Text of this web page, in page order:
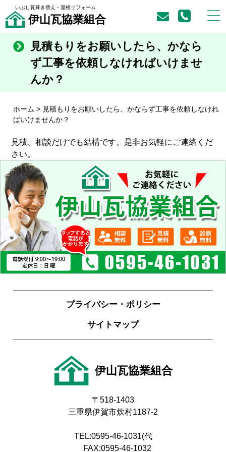
いぶし瓦葺き替え・屋根リフォーム
伊山瓦協業組合
見積もりをお願いしたら、かなら
ず工事を依頼しなければいけませ
んか？
ホーム > 見積もりをお願いしたら、かならず工事を依頼しなけれ
ばいけませんか？
見積、相談だけでも結構です。是非お気軽にご連絡くだ
さい。
プライバシー・ポリシー
サイトマップ
伊山瓦協業組合
〒518-1403
三重県伊賀市炊村1187-2
TEL:0595-46-1031(代
FAX:0595-46-1032